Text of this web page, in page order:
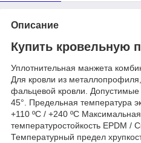
Описание
Купить кровельную
Уплотнительная манжета
Для кровли из
фальцевой кровли. Допустимые
45°. Предельная температура
+110 ºC / +240 ºC
температуростойкость EPDM /
Температурный предел